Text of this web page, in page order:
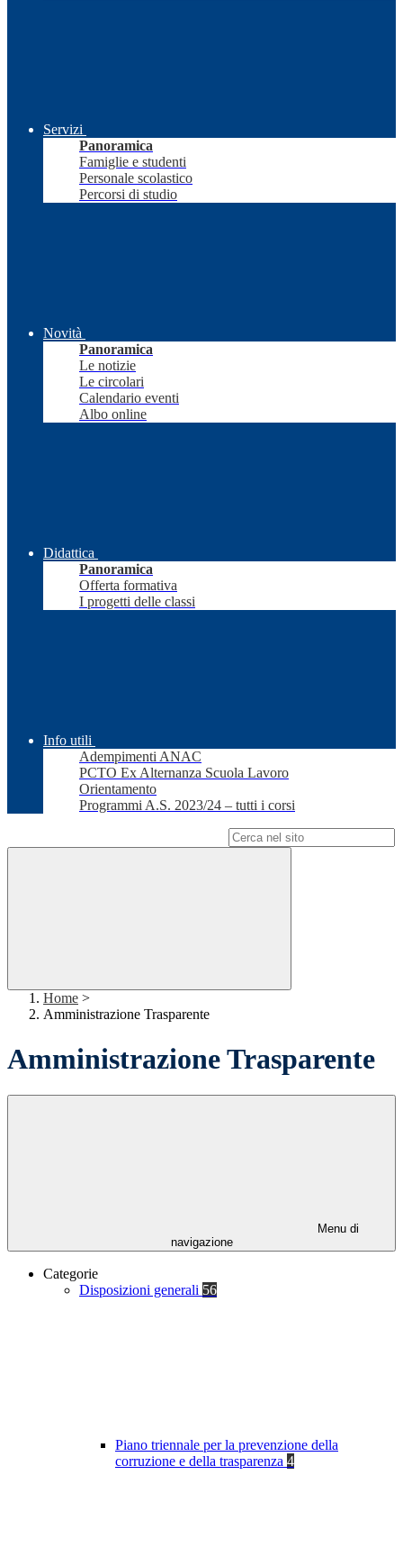
Servizi
Panoramica
Famiglie e studenti
Personale scolastico
Percorsi di studio
Novità
Panoramica
Le notizie
Le circolari
Calendario eventi
Albo online
Didattica
Panoramica
Offerta formativa
I progetti delle classi
Info utili
Adempimenti ANAC
PCTO Ex Alternanza Scuola Lavoro
Orientamento
Programmi A.S. 2023/24 – tutti i corsi
Home >
Amministrazione Trasparente
Amministrazione Trasparente
Menu di
navigazione
Categorie
Disposizioni generali 56
Piano triennale per la prevenzione della
corruzione e della trasparenza 4